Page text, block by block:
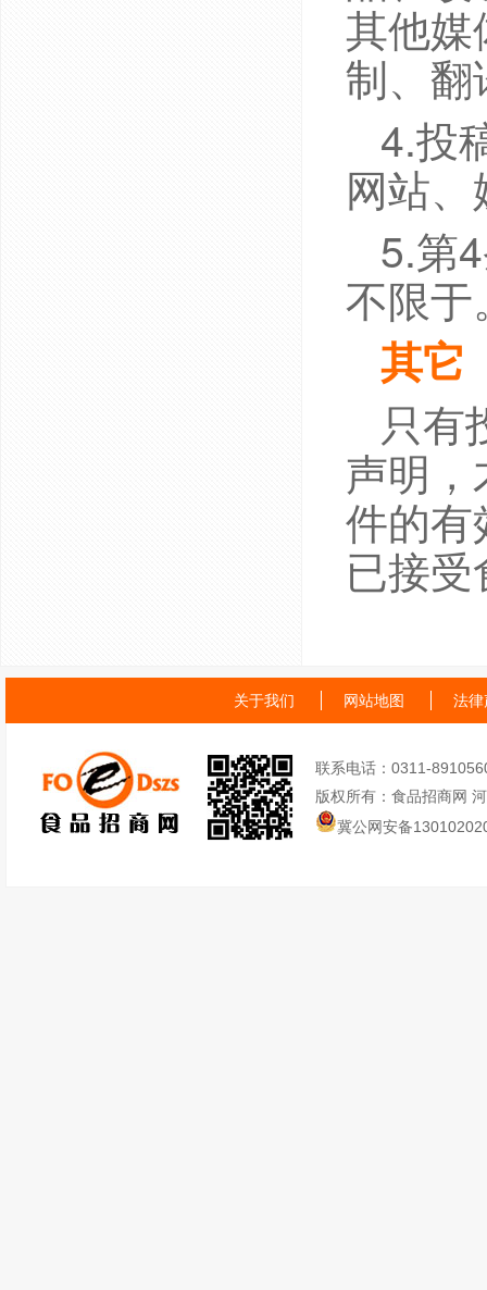
其他
制、
4.投
网站
5.第
不限
其它
只有
声明
件的
已接
关于我们 网站地图 法律
联系电话：0311-
版权所有：食品招商网
冀公网安备